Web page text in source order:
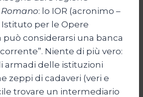
: lo IOR (acronimo –
Istituto per le Opere
può considerarsi una banca
Niente di più vero:
armadi delle istituzioni
zeppi di cadaveri (veri e
trovare un intermediario